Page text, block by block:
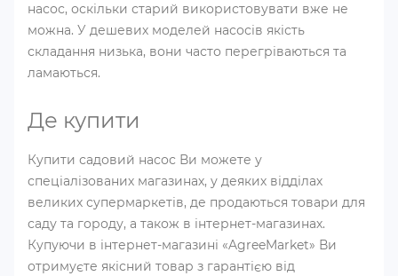
насос, оскільки старий використовувати вже не
можна. У дешевих моделей насосів якість
складання низька, вони часто перегріваються та
ламаються.
Де купити
Купити садовий насос Ви можете у
спеціалізованих магазинах, у деяких відділах
великих супермаркетів, де продаються товари для
саду та городу, а також в інтернет-магазинах.
Купуючи в інтернет-магазині «AgreeMarket» Ви
отримуєте якісний товар з гарантією від